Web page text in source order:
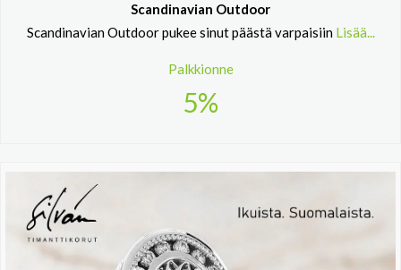
Scandinavian Outdoor
Scandinavian Outdoor pukee sinut päästä varpaisiin Lisää...
Palkkionne
5%